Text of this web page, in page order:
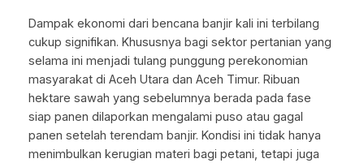
Dampak ekonomi dari bencana banjir kali ini terbilang
cukup signifikan. Khususnya bagi sektor pertanian yang
selama ini menjadi tulang punggung perekonomian
masyarakat di Aceh Utara dan Aceh Timur. Ribuan
hektare sawah yang sebelumnya berada pada fase
siap panen dilaporkan mengalami puso atau gagal
panen setelah terendam banjir. Kondisi ini tidak hanya
menimbulkan kerugian materi bagi petani, tetapi juga